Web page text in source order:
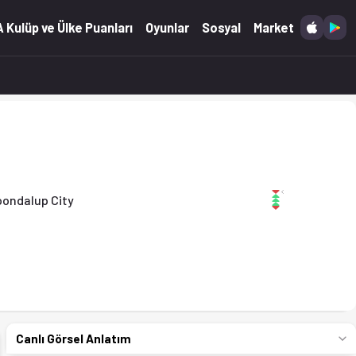
(19.05.2026)
Kulüp ve Ülke Puanları Oyunlar Sosyal Market
City
Canlı Görsel Anlatım